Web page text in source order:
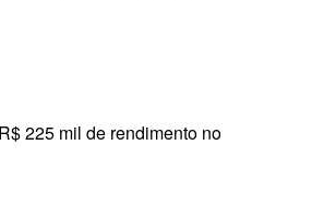
225 mil de rendimento no